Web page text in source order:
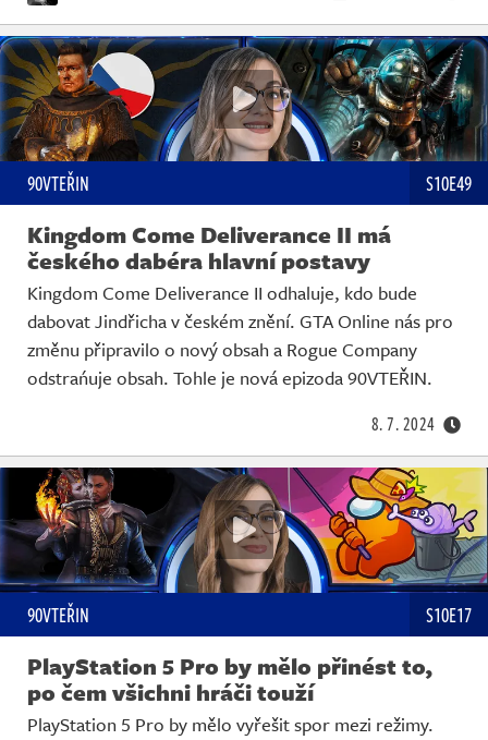
90VTEŘIN S10E49
Kingdom Come Deliverance II má
českého dabéra hlavní postavy
Kingdom Come Deliverance II odhaluje, kdo bude
dabovat Jindřicha v českém znění. GTA Online nás pro
změnu připravilo o nový obsah a Rogue Company
odstrańuje obsah. Tohle je nová epizoda 90VTEŘIN.
8. 7. 2024
90VTEŘIN S10E17
PlayStation 5 Pro by mělo přinést to,
po čem všichni hráči touží
PlayStation 5 Pro by mělo vyřešit spor mezi režimy.